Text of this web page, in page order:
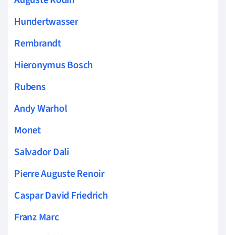
Hundertwasser
Rembrandt
Hieronymus Bosch
Rubens
Andy Warhol
Monet
Salvador Dali
Pierre Auguste Renoir
Caspar David Friedrich
Franz Marc